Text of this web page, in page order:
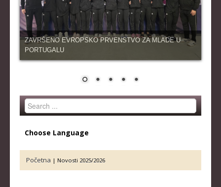
OSNOVNI PODACI
REPREZENTACIJA
ŽENSKA KADETSKA REPREZENTACIJA
ZAVRŠENO EVROPSKO PRVENSTVO ZA MLADE U
PORTUGALU
Search
...
Choose Language
Početna | Novosti 2025/2026